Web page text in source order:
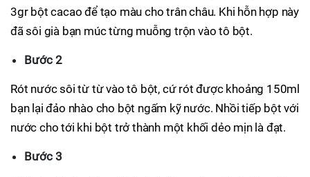
3gr bột cacao để tạo màu cho trân châu. Khi hỗn hợp này
đã sôi già bạn múc từng muỗng trộn vào tô bột.
Bước 2
Rót nước sôi từ từ vào tô bột, cứ rót được khoảng 150ml
bạn lại đảo nhào cho bột ngấm kỹ nước. Nhồi tiếp bột với
nước cho tới khi bột trở thành một khối dẻo mịn là đạt.
Bước 3